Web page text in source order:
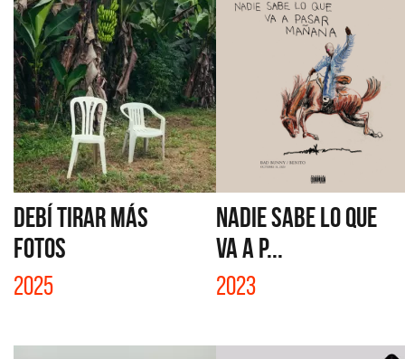
DEBÍ TIRAR MÁS
FOTOS
2025
NADIE SABE LO QUE
VA A P...
2023